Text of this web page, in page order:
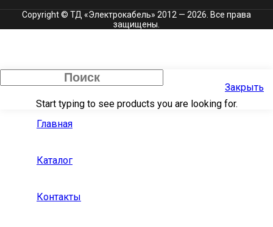
Copyright © ТД «Электрокабель»​ 2012 — 2026. Все права
защищены.
Start typing to see products you are looking for.
Закрыть
Главная
Каталог
Контакты